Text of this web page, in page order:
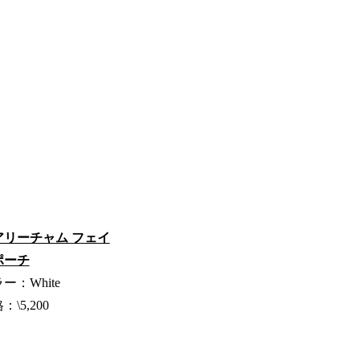
リーチャム フェイ
ーチ
ー：White
：\5,200